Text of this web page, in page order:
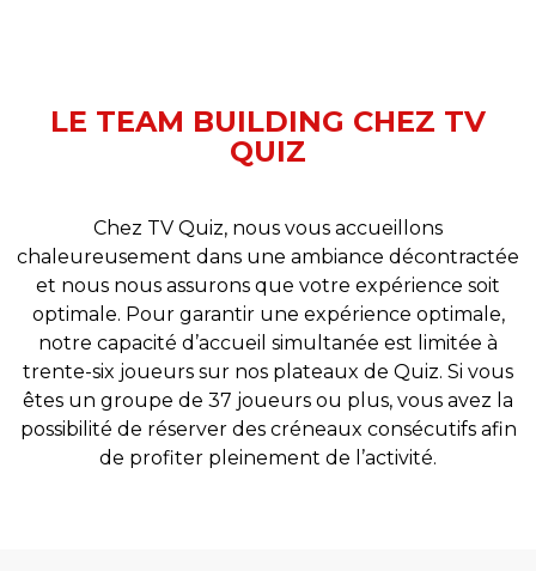
LE TEAM BUILDING CHEZ TV
QUIZ
Chez TV Quiz, nous vous accueillons
chaleureusement dans une ambiance décontractée
et nous nous assurons que votre expérience soit
optimale. Pour garantir une expérience optimale,
notre capacité d’accueil simultanée est limitée à
trente-six joueurs sur nos plateaux de Quiz. Si vous
êtes un groupe de 37 joueurs ou plus, vous avez la
possibilité de réserver des créneaux consécutifs afin
de profiter pleinement de l’activité.